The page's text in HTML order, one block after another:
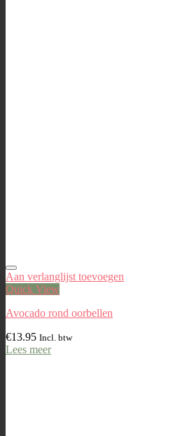
Aan verlanglijst toevoegen
Quick View
Avocado rond oorbellen
€13.95 Incl. btw
Lees meer